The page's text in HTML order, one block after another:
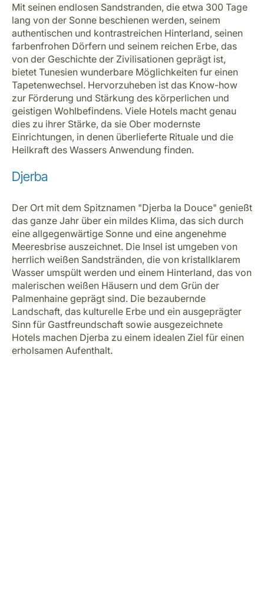
Mit seinen endlosen Sandstranden, die etwa 300 Tage
lang von der Sonne beschienen werden, seinem
authentischen und kontrastreichen Hinterland, seinen
farbenfrohen Dörfern und seinem reichen Erbe, das
von der Geschichte der Zivilisationen geprägt ist,
bietet Tunesien wunderbare Möglichkeiten fur einen
Tapetenwechsel. Hervorzuheben ist das Know-how
zur Förderung und Stärkung des körperlichen und
geistigen Wohlbefindens. Viele Hotels macht genau
dies zu ihrer Stärke, da sie Ober modernste
Einrichtungen, in denen überlieferte Rituale und die
Heilkraft des Wassers Anwendung finden.
Djerba
Der Ort mit dem Spitznamen "Djerba la Douce" genießt
das ganze Jahr über ein mildes Klima, das sich durch
eine allgegenwärtige Sonne und eine angenehme
Meeresbrise auszeichnet. Die Insel ist umgeben von
herrlich weißen Sandstränden, die von kristallklarem
Wasser umspült werden und einem Hinterland, das von
malerischen weißen Häusern und dem Grün der
Palmenhaine geprägt sind. Die bezaubernde
Landschaft, das kulturelle Erbe und ein ausgeprägter
Sinn für Gastfreundschaft sowie ausgezeichnete
Hotels machen Djerba zu einem idealen Ziel für einen
erholsamen Aufenthalt.